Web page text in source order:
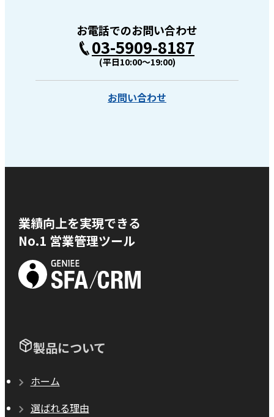
お電話でのお問い合わせ
03-5909-8187
(平日10:00〜19:00)
お問い合わせ
業績向上を実現できる
No.1 営業管理ツール
製品について
ホーム
選ばれる理由